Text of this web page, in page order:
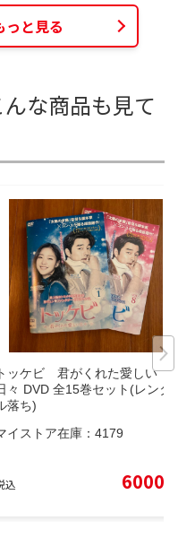
っと見る
な商品も見て
トッケビ 君がくれた愛しい
々 DVD 全15巻セット(レンタ
落ち)
イストア在庫： 4179
込 6000